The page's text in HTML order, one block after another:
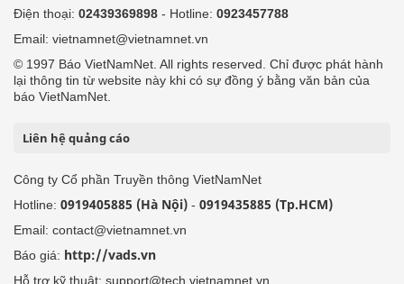
Điện thoại: 02439369898 - Hotline: 0923457788
Email: vietnamnet@vietnamnet.vn
© 1997 Báo VietNamNet. All rights reserved. Chỉ được phát hành
lại thông tin từ website này khi có sự đồng ý bằng văn bản của
báo VietNamNet.
Liên hệ quảng cáo
Công ty Cổ phần Truyền thông VietNamNet
Hotline: 0919405885 (Hà Nội) - 0919435885 (Tp.HCM)
Email: contact@vietnamnet.vn
Báo giá: http://vads.vn
Hỗ trợ kỹ thuật: support@tech.vietnamnet.vn